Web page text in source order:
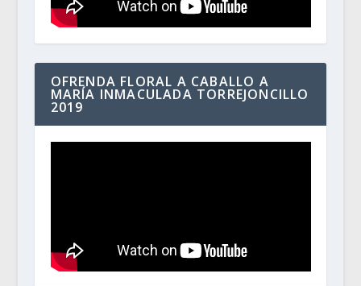
OFRENDA FLORAL A CABALLO A
MARÍA INMACULADA TORREJONCILLO
2019